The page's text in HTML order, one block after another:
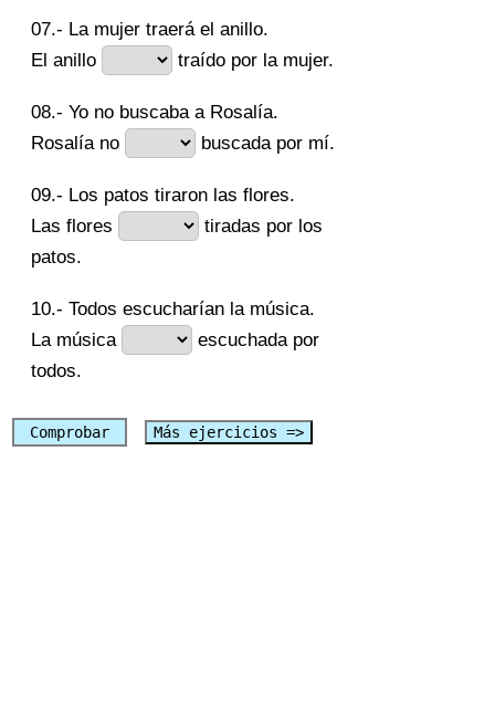
07.- La mujer traerá el anillo.
El anillo
traído por la mujer.
08.- Yo no buscaba a Rosalía.
Rosalía no
buscada por mí.
09.- Los patos tiraron las flores.
Las flores
tiradas por los
patos.
10.- Todos escucharían la música.
La música
escuchada por
todos.
Comprobar Más ejercicios =>